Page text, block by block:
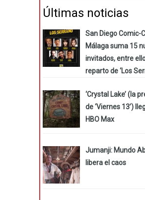
Últimas noticias
San Diego Comic-
Málaga suma 15
invitados, entre
reparto de ‘Los
‘Crystal Lake’ (la
de ‘Viernes 13’)
HBO Max
Jumanji: Mundo
libera el caos